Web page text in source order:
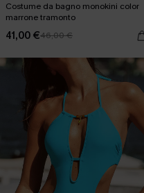
Costume da bagno monokini color
marrone tramonto
41,00 €46,00 €